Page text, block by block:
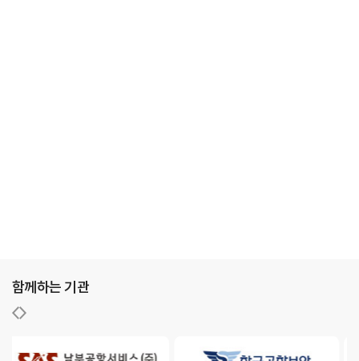
함께하는 기관